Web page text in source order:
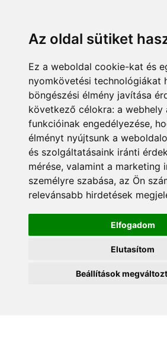
Az oldal sütiket
Ez a weboldal cookie-kat és
nyomkövetési technológiákat
böngészési élmény javítása
következő célokra: a webhely
funkcióinak engedélyezése,
élményt nyújtsunk a
és szolgáltatásaink iránti
mérése, valamint a marketing
személyre szabása, az Ön
relevánsabb hirdetések
Elfogadom
Elutasítom
Beállítások
+36 70 380 8334